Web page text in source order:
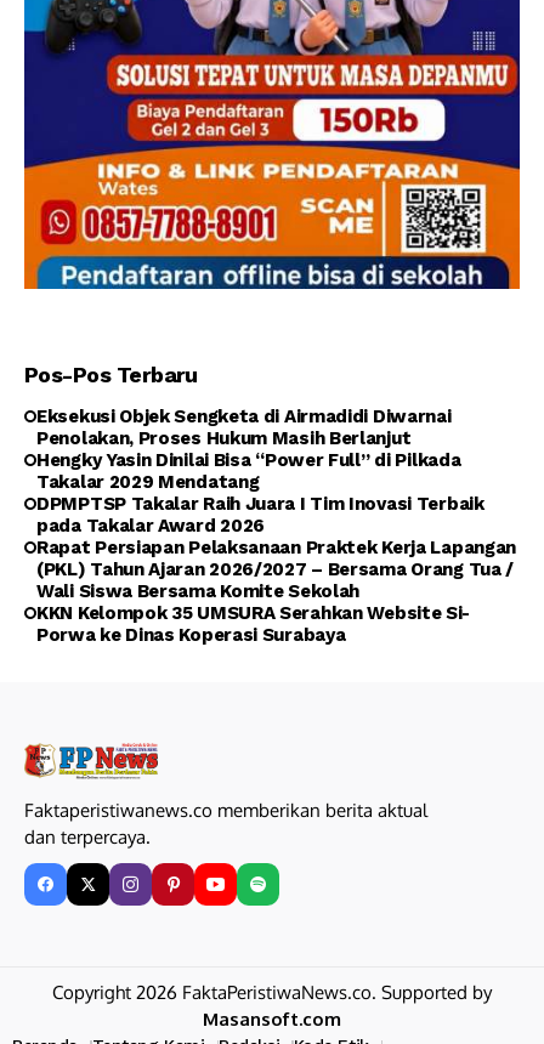
Pos-Pos Terbaru
Eksekusi Objek Sengketa di Airmadidi Diwarnai
Penolakan, Proses Hukum Masih Berlanjut
Hengky Yasin Dinilai Bisa “Power Full” di Pilkada
Takalar 2029 Mendatang
DPMPTSP Takalar Raih Juara I Tim Inovasi Terbaik
pada Takalar Award 2026
Rapat Persiapan Pelaksanaan Praktek Kerja Lapangan
(PKL) Tahun Ajaran 2026/2027 – Bersama Orang Tua /
Wali Siswa Bersama Komite Sekolah
KKN Kelompok 35 UMSURA Serahkan Website Si-
Porwa ke Dinas Koperasi Surabaya
Faktaperistiwanews.co memberikan berita aktual
dan terpercaya.
Copyright 2026 FaktaPeristiwaNews.co. Supported by
Masansoft.com